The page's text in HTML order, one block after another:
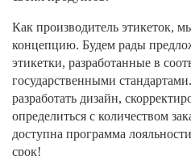
Как производитель этикеток,
концепцию. Будем рады
этикетки, разработанные в
государственными
разработать дизайн,
определиться с количеством
доступна программа
срок!